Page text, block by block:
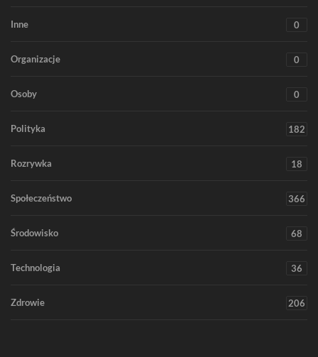
Inne 0
Organizacje 0
Osoby 0
Polityka 182
Rozrywka 18
Społeczeństwo 366
Środowisko 68
Technologia 36
Zdrowie 206